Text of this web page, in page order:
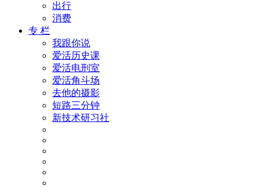
出行
消费
专 栏
我跟你说
爱活历史课
爱活电刑室
爱活角斗场
去他的摄影
短路三分钟
新技术研习社